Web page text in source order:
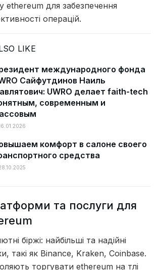
ethereum для забезпечення
операцій.
LIKE
международного фонда
Сайфутдинов Наиль
UWRO делает faith-tech
современным и
комфорт в салоне своего
средства
та послуги для
біржі: найбільші та надійні
такі як Binance, Kraken, Coinbase.
торгувати ethereum на тлі